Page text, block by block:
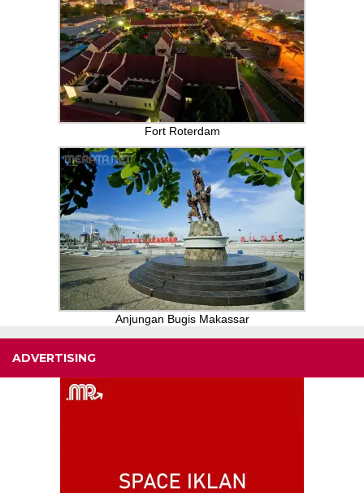
Fort Roterdam
Anjungan Bugis Makassar
ADVERTISING